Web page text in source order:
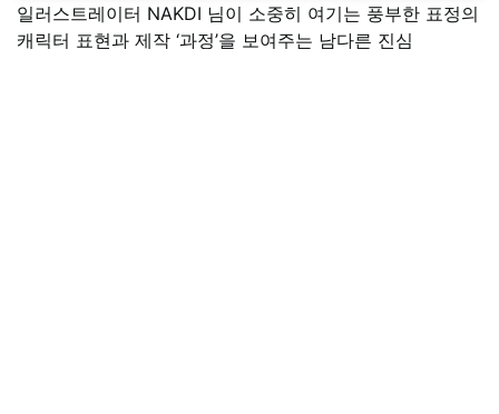
일러스트레이터 NAKDI 님이 소중히 여기는 풍부한 표정의
캐릭터 표현과 제작 ‘과정’을 보여주는 남다른 진심